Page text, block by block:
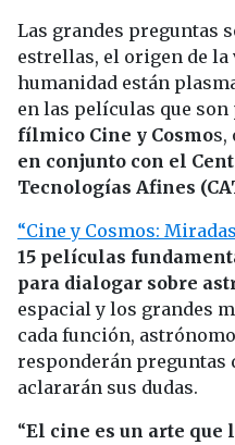
Las grandes preguntas
estrellas, el origen de la
humanidad están
en las películas que son
fílmico Cine y Cosmos,
en conjunto con el
Tecnologías Afines
“Cine y Cosmos:
15 películas
para dialogar sobre
espacial y los grandes
cada función,
responderán preguntas
aclararán sus dudas.
“El cine es un arte que